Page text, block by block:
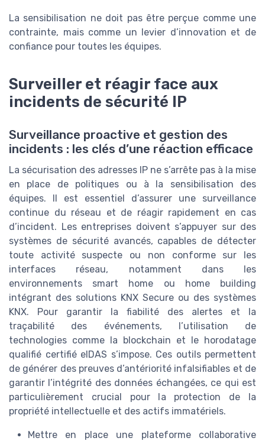
La sensibilisation ne doit pas être perçue comme une
contrainte, mais comme un levier d’innovation et de
confiance pour toutes les équipes.
Surveiller et réagir face aux
incidents de sécurité IP
Surveillance proactive et gestion des
incidents : les clés d’une réaction efficace
La sécurisation des adresses IP ne s’arrête pas à la mise
en place de politiques ou à la sensibilisation des
équipes. Il est essentiel d’assurer une surveillance
continue du réseau et de réagir rapidement en cas
d’incident. Les entreprises doivent s’appuyer sur des
systèmes de sécurité avancés, capables de détecter
toute activité suspecte ou non conforme sur les
interfaces réseau, notamment dans les
environnements smart home ou home building
intégrant des solutions KNX Secure ou des systèmes
KNX. Pour garantir la fiabilité des alertes et la
traçabilité des événements, l’utilisation de
technologies comme la blockchain et le horodatage
qualifié certifié eIDAS s’impose. Ces outils permettent
de générer des preuves d’antériorité infalsifiables et de
garantir l’intégrité des données échangées, ce qui est
particulièrement crucial pour la protection de la
propriété intellectuelle et des actifs immatériels.
Mettre en place une plateforme collaborative